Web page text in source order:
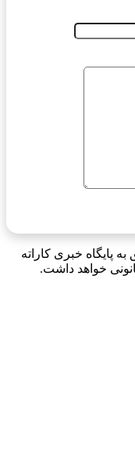
پایگاه خبری کاراته
خواهد داشت.